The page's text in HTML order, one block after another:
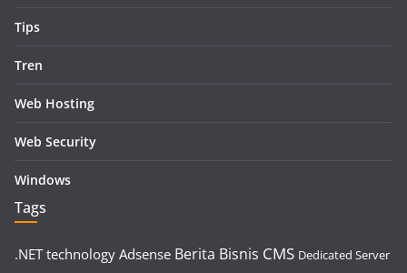
Tips
Tren
Web Hosting
Web Security
Windows
Tags
.NET technology Adsense Berita Bisnis CMS Dedicated Server